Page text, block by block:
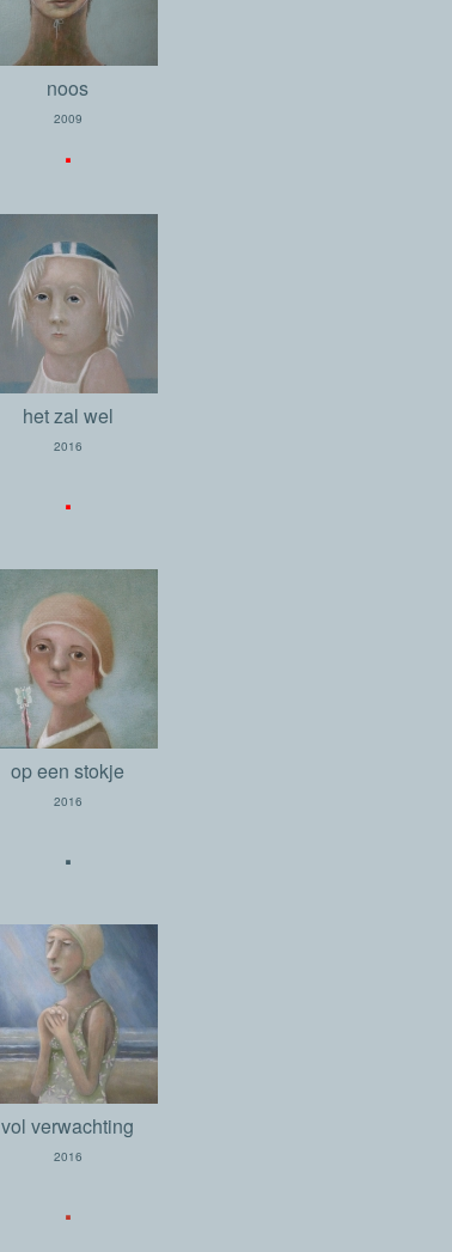
noos
2009
.
het zal wel
2016
.
op een stokje
2016
.
vol verwachting
2016
.